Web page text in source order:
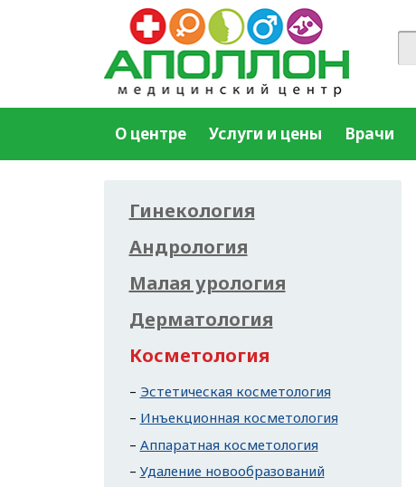
О центре Услуги и цены Врачи
Гинекология
Андрология
Малая урология
Дерматология
Косметология
Эстетическая косметология
Инъекционная косметология
Аппаратная косметология
Удаление новообразований